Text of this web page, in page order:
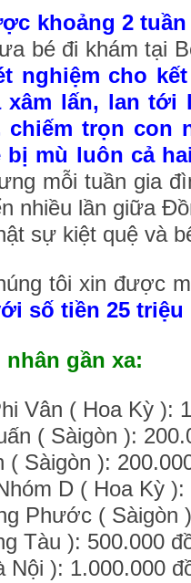
khoảng 2
bé đi khám tại
nghiệm cho
lấn, lan tới
chiếm trọn con
mù luôn cả
mỗi tuần gia
nhiều lần giữa
sự kiệt quệ và
tôi xin được
số tiền 25 triệu
nhân gần xa:
Vân ( Hoa Kỳ ):
( Sàigòn ):
( Sàigòn ):
D ( Hoa Kỳ
Phước ( Sàigòn
Tàu ): 500.000
Nội ): 1.000.000